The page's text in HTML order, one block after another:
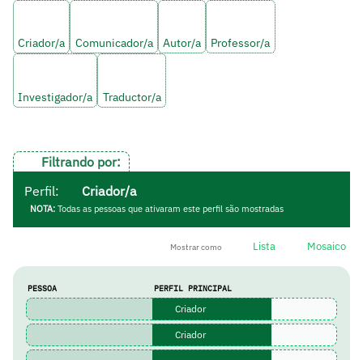
Criador/a Comunicador/a Autor/a Professor/a
Investigador/a Traductor/a
Filtrando por:
Perfil:
Criador/a
NOTA:Todas as pessoas que ativaram este perfil são mostradas
Mostrar como Lista Mosaico
PESSOA PERFIL PRINCIPAL
Criador
Criador